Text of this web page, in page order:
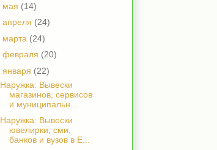
мая (14)
апреля (24)
марта (24)
февраля (20)
января (22)
Наружка: Вывески
магазинов, сервисов
и муниципальн...
Наружка: Вывески
ювелирки, сми,
банков и вузов в Е...